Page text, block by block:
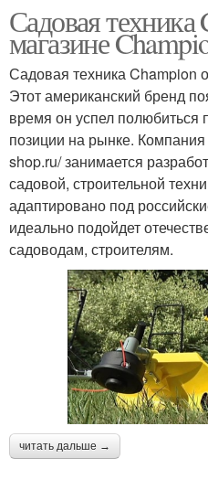
Садовая техника
магазине
Садовая техника Champion
Этот американский бренд
время он успел полюбиться
позиции на рынке.
shop.ru/ занимается
садовой, строительной
адаптировано под
идеально подойдет
садоводам, строителям.
читать дальше →